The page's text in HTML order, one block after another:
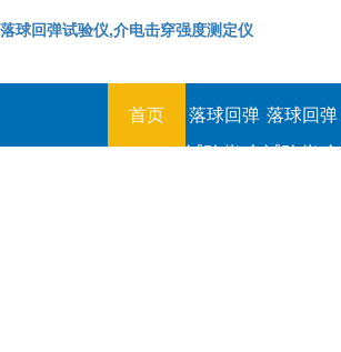
落球回弹试验仪,介电击穿强度测定仪
首页
落球回弹
试验仪,介
落球回弹
试验仪,介